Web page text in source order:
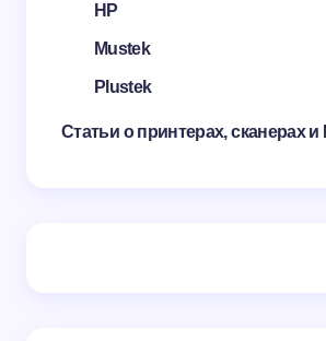
HP
Mustek
Plustek
Статьи о принтерах, сканерах